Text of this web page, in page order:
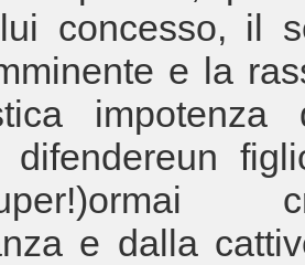
concesso, il
e la
impotenza
e dalla